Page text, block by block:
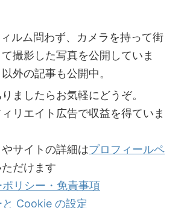
ルム問わず、カメラを持って街
撮影した写真を公開していま
外の記事も公開中。
ましたらお気軽にどうぞ。
リエイト広告で収益を得ていま
サイトの詳細はプロフィールペ
だけます
リシー・免責事項
Cookie の設定